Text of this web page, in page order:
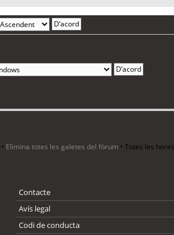
• Elimina totes les galetes del fòrum • Totes les
Contacte
Avís legal
Codi de conducta